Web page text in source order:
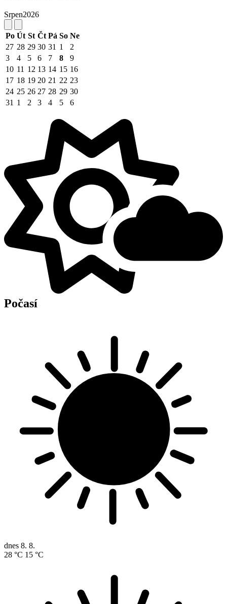
Srpen2026
Po Út St Čt Pá So Ne
27 28 29 30 31 1
2
3
4 5 6 7 8
9
10 11 12 13 14 15 16
17 18 19 20 21 22 23
24 25 26 27 28 29 30
31 1 2 3 4 5 6
Počasí
dnes 8. 8.
28 °C 15 °C